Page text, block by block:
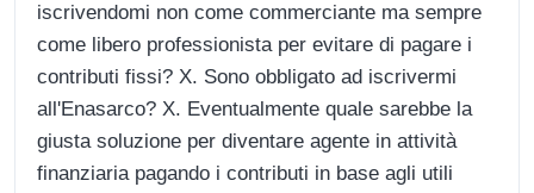
iscrivendomi non come commerciante ma sempre
come libero professionista per evitare di pagare i
contributi fissi? X. Sono obbligato ad iscrivermi
all'Enasarco? X. Eventualmente quale sarebbe la
giusta soluzione per diventare agente in attività
finanziaria pagando i contributi in base agli utili